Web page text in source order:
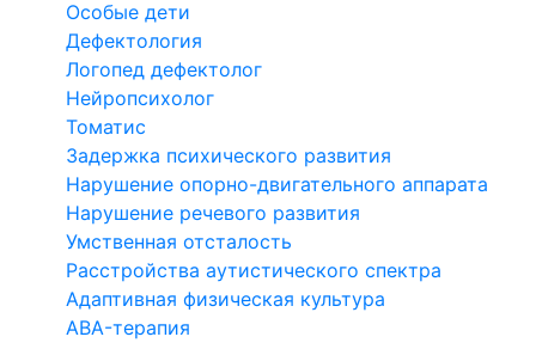
Особые дети
Дефектология
Логопед дефектолог
Нейропсихолог
Томатис
Задержка психического развития
Нарушение опорно-двигательного аппарата
Нарушение речевого развития
Умственная отсталость
Расстройства аутистического спектра
Адаптивная физическая культура
ABA-терапия